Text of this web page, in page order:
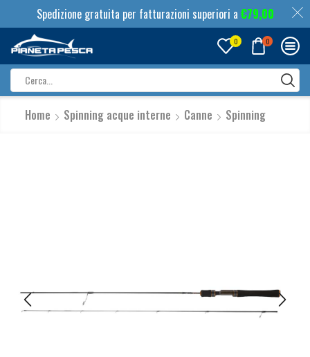
Spedizione gratuita per fatturazioni superiori a €79,00
0 0
input
Home Spinning acque interne Canne Spinning